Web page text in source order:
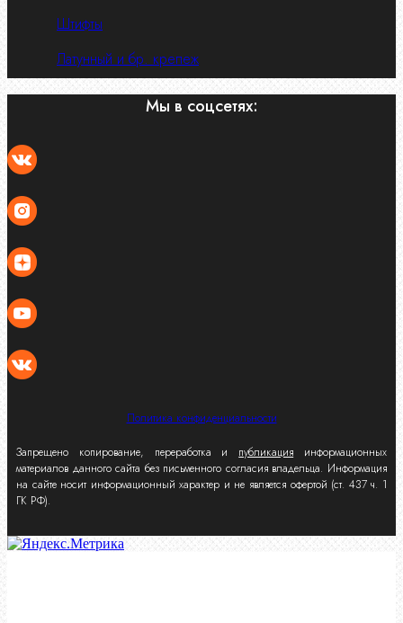
Штифты
Латунный и бр. крепеж
Мы в соцсетях:
Политика конфиденциальности
Запрещено копирование, переработка и публикация информационных
материалов данного сайта без письменного согласия владельца. Информация
на сайте носит информационный характер и не является офертой (ст. 437 ч. 1
ГК РФ).